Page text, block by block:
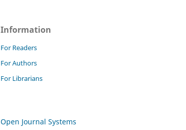
Information
For Readers
For Authors
For Librarians
Open Journal Systems